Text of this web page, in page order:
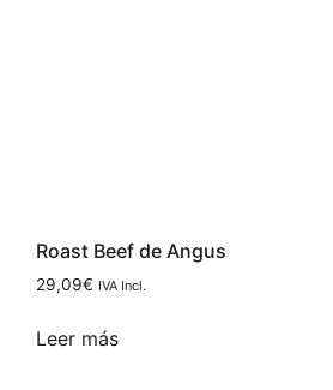
Roast Beef de Angus
29,09€ IVA Incl.
Leer más